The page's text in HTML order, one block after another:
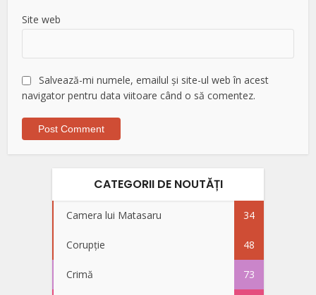
Site web
Salvează-mi numele, emailul și site-ul web în acest
navigator pentru data viitoare când o să comentez.
CATEGORII DE NOUTĂȚI
Camera lui Matasaru 34
Corupție 48
Crimă 73